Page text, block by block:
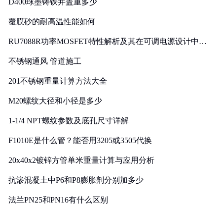
D400球墨铸铁井盖重多少
覆膜砂的耐高温性能如何
RU7088R功率MOSFET特性解析及其在可调电源设计中的
不锈钢通风 管道施工
201不锈钢重量计算方法大全
M20螺纹大径和小径是多少
1-1/4 NPT螺纹参数及底孔尺寸详解
F1010E是什么管？能否用3205或3505代换
20x40x2镀锌方管单米重量计算与应用分析
抗渗混凝土中P6和P8膨胀剂分别加多少
法兰PN25和PN16有什么区别